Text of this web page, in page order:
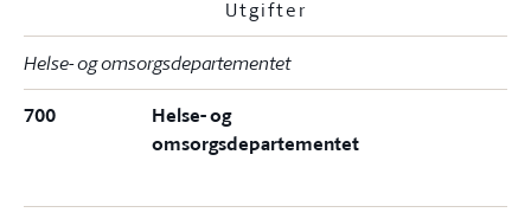
Utgifter
Helse- og omsorgsdepartementet
700
Helse- og
omsorgsdepartementet